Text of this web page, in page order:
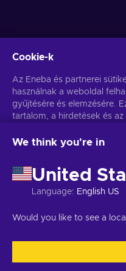
You can unsubscribe at any
Copyright © 2026 Eneba.
Cookie-k
Az Eneba és partnerei
használnak a weboldal
gyűjtésére és elemzésére.
tartalom, a hirdetések és
hirdetések személyre
ahhoz, hogy az Eneba és
használják. Hozzájárulását
módosíthatja.
fel az Ön adatait, a Google
We think you're in
United
Language: English US
Would you like to see a